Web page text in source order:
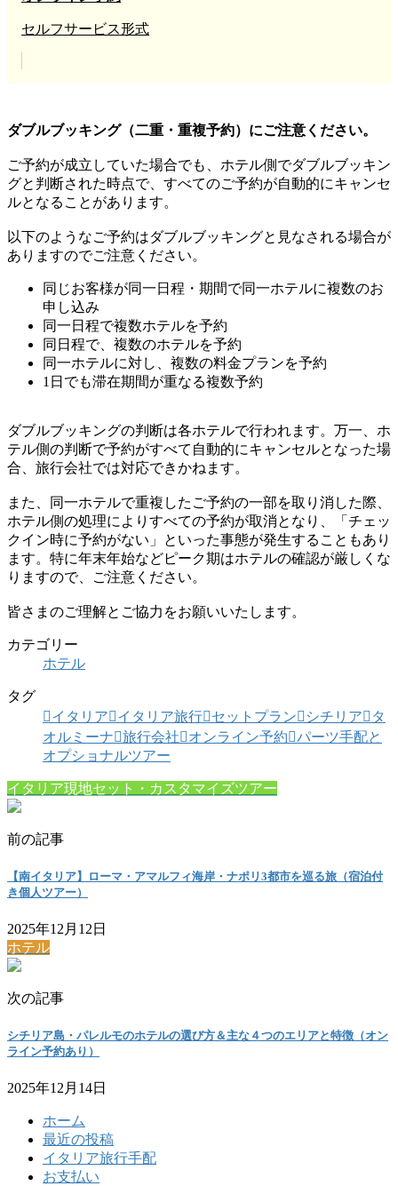
セルフサービス形式
ダブルブッキング（二重・重複予約）にご注意ください。
ご予約が成立していた場合でも、ホテル側でダブルブッキン
グと判断された時点で、すべてのご予約が自動的にキャンセ
ルとなることがあります。
以下のようなご予約はダブルブッキングと見なされる場合が
ありますのでご注意ください。
同じお客様が同一日程・期間で同一ホテルに複数のお
申し込み
同一日程で複数ホテルを予約
同日程で、複数のホテルを予約
同一ホテルに対し、複数の料金プランを予約
1日でも滞在期間が重なる複数予約
ダブルブッキングの判断は各ホテルで行われます。万一、ホ
テル側の判断で予約がすべて自動的にキャンセルとなった場
合、旅行会社では対応できかねます。
また、同一ホテルで重複したご予約の一部を取り消した際、
ホテル側の処理によりすべての予約が取消となり、「チェッ
クイン時に予約がない」といった事態が発生することもあり
ます。特に年末年始などピーク期はホテルの確認が厳しくな
りますので、ご注意ください。
皆さまのご理解とご協力をお願いいたします。
カテゴリー
ホテル
タグ
イタリア
イタリア旅行 セットプラン シチリア
タ
オルミーナ
旅行会社 オンライン予約
パーツ手配と
オプショナルツアー
イタリア現地セット・カスタマイズツアー
前の記事
【南イタリア】ローマ・アマルフィ海岸・ナポリ3都市を巡る旅（宿泊付
き個人ツアー）
2025年12月12日
ホテル
次の記事
シチリア島・パレルモのホテルの選び方＆主な４つのエリアと特徴（オン
ライン予約あり）
2025年12月14日
ホーム
最近の投稿
イタリア旅行手配
お支払い